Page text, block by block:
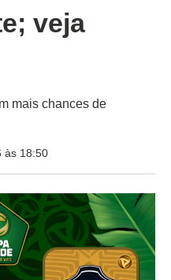
veja
mais chances de
às 18:50